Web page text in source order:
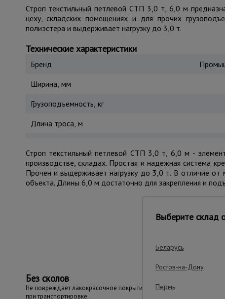
Строп текстильный петлевой СТП 3,0 т, 6,0 м
цеху, складских помещениях и для прочих
полиэстера и выдерживает нагрузку до 3,0 т.
Технические характеристики
Бренд
Ширина, мм
Грузоподъемность, кг
Длина троса, м
Строп текстильный петлевой СТП 3,0 т, 6,0 м -
производстве, складах. Простая и надежная система
Прочен и выдерживает нагрузку до 3,0 т. В отличие от
объекта. Длины 6,0 м достаточно для закрепления и
Важные
Без сколов
Не повреждает лакокрасочное покрытие
при транспортировке.
Выберите склад
Беларусь
Ростов-на-Дону
Пермь